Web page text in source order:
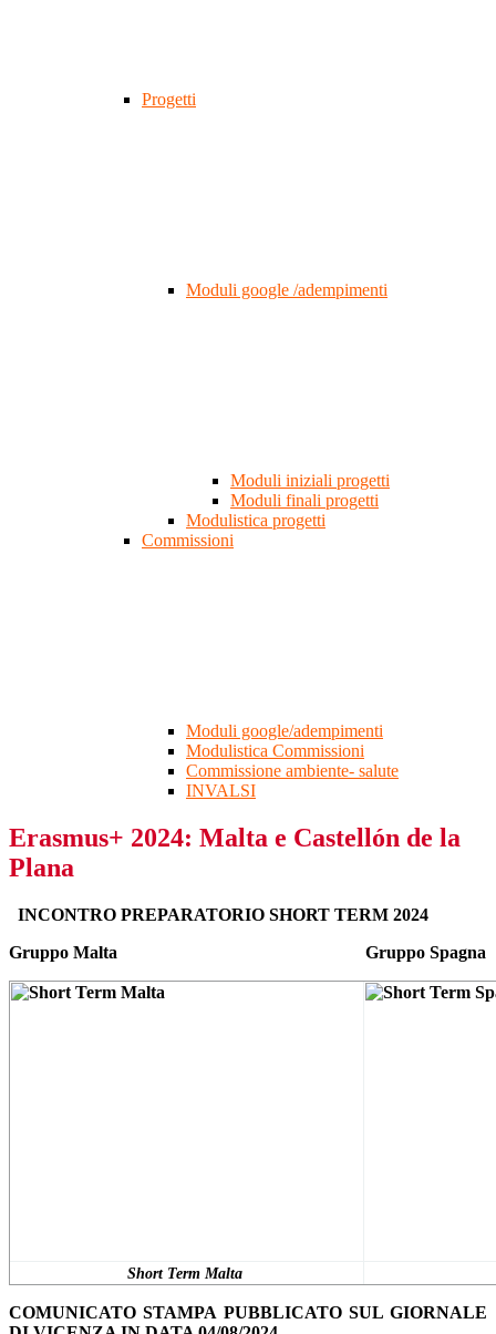
Progetti
Moduli google /adempimenti
Moduli iniziali progetti
Moduli finali progetti
Modulistica progetti
Commissioni
Moduli google/adempimenti
Modulistica Commissioni
Commissione ambiente- salute
INVALSI
Erasmus+ 2024: Malta e Castellón de la
Plana
INCONTRO PREPARATORIO SHORT TERM 2024
Gruppo Malta Gruppo Spagna
Short Term Malta
COMUNICATO STAMPA PUBBLICATO SUL GIORNALE